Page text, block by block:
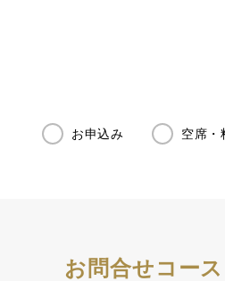
お申込み 空席・
お問合せコース